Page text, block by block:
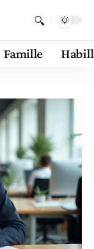
Famille